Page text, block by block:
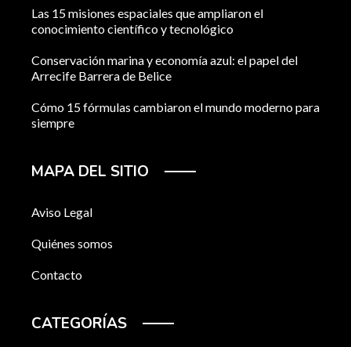
Las 15 misiones espaciales que ampliaron el
conocimiento científico y tecnológico
Conservación marina y economía azul: el papel del
Arrecife Barrera de Belice
Cómo 15 fórmulas cambiaron el mundo moderno para
siempre
MAPA DEL SITIO
Aviso Legal
Quiénes somos
Contacto
CATEGORÍAS